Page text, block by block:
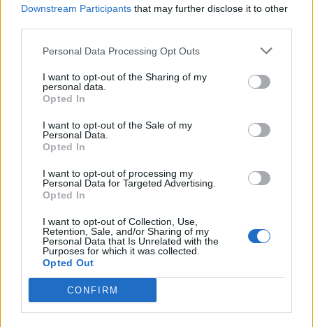
Downstream Participants that may further disclose it to other
Personal Data Processing Opt Outs
I want to opt-out of the Sharing of my
personal data.
Opted In
I want to opt-out of the Sale of my
Personal Data.
Opted In
I want to opt-out of processing my
Personal Data for Targeted Advertising.
Opted In
I want to opt-out of Collection, Use,
Retention, Sale, and/or Sharing of my
Personal Data that Is Unrelated with the
Purposes for which it was collected.
Opted Out
CONFIRM
PNȚCD (Pavelescu)
PNCR (Terheș)
Partidul Patrioților (Surugiu)
FAR (Coarnă)
România pe Primul Loc (Ponta)
Arată rezultatele
Arhiva sondajelor